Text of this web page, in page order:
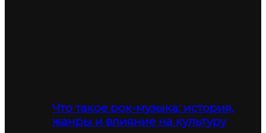
Что такое рок-музыка: история,
жанры и влияние на культуру